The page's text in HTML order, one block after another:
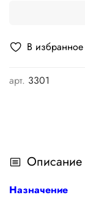
В избранное
арт. 3301
Описание
Назначение